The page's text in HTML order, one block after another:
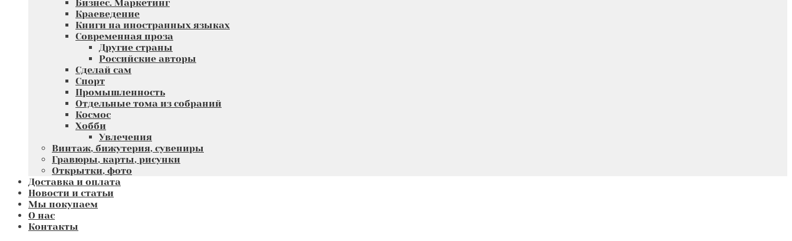
Бизнес. Маркетинг
Краеведение
Книги на иностранных языках
Современная проза
Другие страны
Российские авторы
Сделай сам
Спорт
Промышленность
Отдельные тома из собраний
Космос
Хобби
Увлечения
Винтаж, бижутерия, сувениры
Гравюры, карты, рисунки
Открытки, фото
Доставка и оплата
Новости и статьи
Мы покупаем
О нас
Контакты